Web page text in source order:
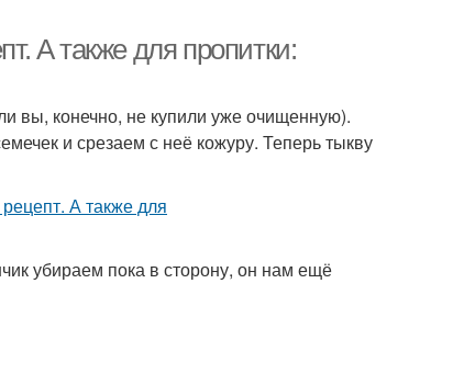
А также для пропитки:
вы, конечно, не купили уже очищенную).
и срезаем с неё кожуру. Теперь тыкву
убираем пока в сторону, он нам ещё